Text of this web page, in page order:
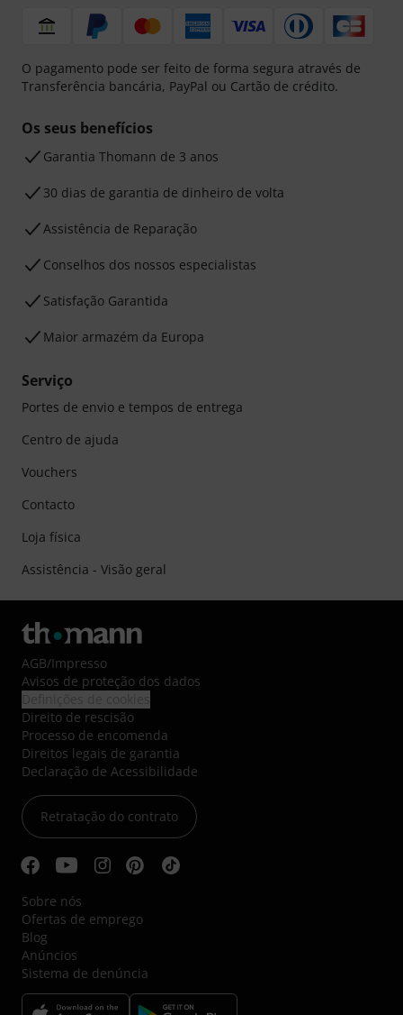
O pagamento pode ser feito de forma segura através de
Transferência bancária, PayPal ou Cartão de crédito.
Os seus benefícios
Garantia Thomann de 3 anos
30 dias de garantia de dinheiro de volta
Assistência de Reparação
Conselhos dos nossos especialistas
Satisfação Garantida
Maior armazém da Europa
Serviço
Portes de envio e tempos de entrega
Centro de ajuda
Vouchers
Contacto
Loja física
Assistência - Visão geral
AGB/Impresso
Avisos de proteção dos dados
Direito de rescisão
Processo de encomenda
Direitos legais de garantia
Declaração de Acessibilidade
Retratação do contrato
Sobre nós
Ofertas de emprego
Blog
Anúncios
Sistema de denúncia